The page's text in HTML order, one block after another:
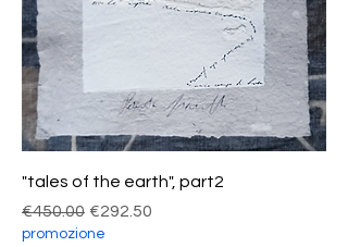
"tales of the earth", part2
Regular Price
€450.00 Sale Price
€292.50
promozione